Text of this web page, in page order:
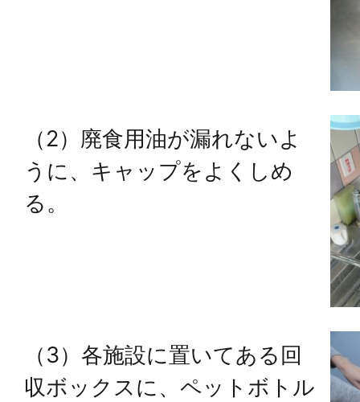
（2）廃食用油が漏れないよ
うに、キャップをよくしめ
る。
（3）各施設に置いてある回
収ボックスに、ペットボトル